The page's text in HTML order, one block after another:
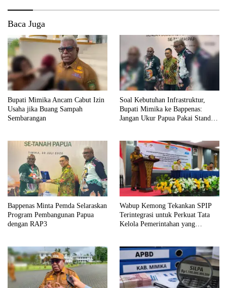
Baca Juga
Bupati Mimika Ancam Cabut Izin
Usaha jika Buang Sampah
Sembarangan
Soal Kebutuhan Infrastruktur,
Bupati Mimika ke Bappenas:
Jangan Ukur Papua Pakai Standar
Bappenas Minta Pemda Selaraskan
Program Pembangunan Papua
dengan RAP3
Wabup Kemong Tekankan SPIP
Terintegrasi untuk Perkuat Tata
Kelola Pemerintahan yang